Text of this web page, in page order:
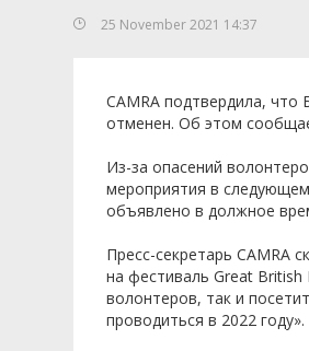
25 November 2021 14:37
CAMRA подтвердила,
отменен. Об этом
Из-за опасений
мероприятия в
объявлено в должное
Пресс-секретарь CAMRA
на фестиваль Great British
волонтеров, так и
проводиться в 2022 году».